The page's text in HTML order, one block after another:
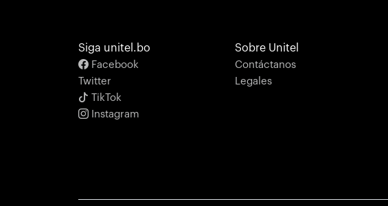
Siga unitel.bo
Facebook
Twitter
TikTok
Instagram
Sobre Unitel
Contáctanos
Legales